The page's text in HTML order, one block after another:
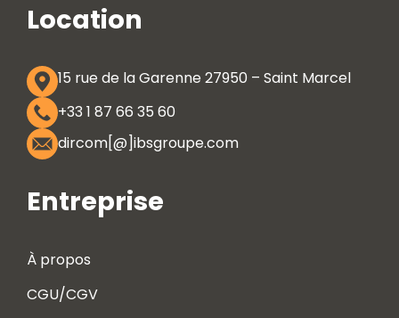
Location
15 rue de la Garenne 27950 – Saint Marcel
+33 1 87 66 35 60
dircom[@]ibsgroupe.com
Entreprise
À propos
CGU/CGV